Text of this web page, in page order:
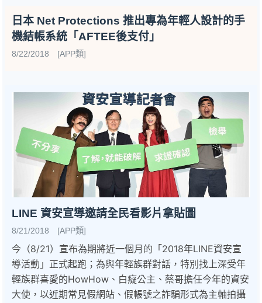
日本 Net Protections 推出專為年輕人設計的手
機結帳系統「AFTEE後支付」
8/22/2018 [APP類]
LINE 資安宣導邀請全民看影片拿貼圖
8/21/2018 [APP類]
今（8/21）宣布為期將近一個月的「2018年LINE資安宣
導活動」正式起跑；為與年輕族群對話，特別找上深受年
輕族群喜愛的HowHow、白癡公主、蔡哥擔任今年的資安
大使，以近期常見假網站、假帳號之詐騙形式為主軸拍攝